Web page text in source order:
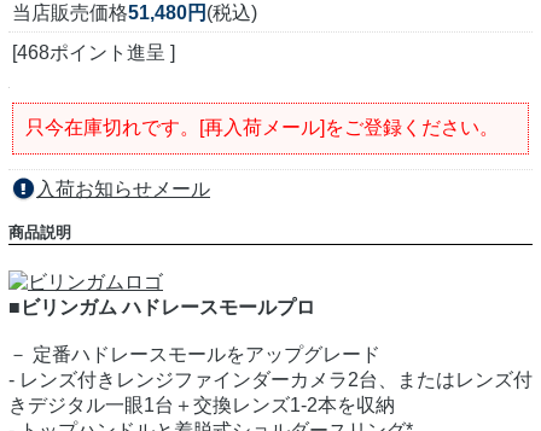
当店販売価格51,480円 (税込)
[468ポイント進呈 ]
只今在庫切れです。[再入荷メール]をご登録ください。
入荷お知らせメール
商品説明
■ビリンガム ハドレースモールプロ
－ 定番ハドレースモールをアップグレード
- レンズ付きレンジファインダーカメラ2台、またはレンズ付
きデジタル一眼1台＋交換レンズ1-2本を収納